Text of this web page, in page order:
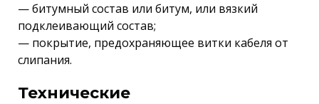
— битумный состав или битум, или вязкий
подклеивающий состав;
— покрытие, предохраняющее витки кабеля от
слипания.
Технические